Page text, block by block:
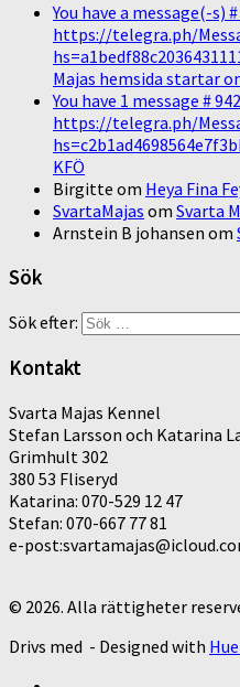
You have a message(-s) #
https://telegra.ph/
Majas hemsida startar
You have 1 message #
https://telegra.ph/
KFÖ
Birgitte om Heya Fina
SvartaMajas om Svarta
Arnstein B johansen om
Sök
Sök efter:
Kontakt
Svarta Majas Kennel
Stefan Larsson och Katarina
Grimhult 302
380 53 Fliseryd
Katarina: 070-529 12 47
Stefan: 070-667 77 81
e-
© 2026. Alla rättigheter
Drivs med - Designed with